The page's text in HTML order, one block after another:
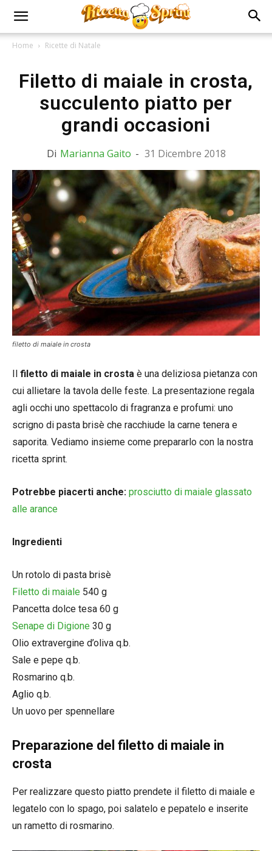
Home Ricette di Natale
Filetto di maiale in crosta,
succulento piatto per
grandi occasioni
Di Marianna Gaito - 31 Dicembre 2018
filetto di maiale in crosta
Il filetto di maiale in crosta è una deliziosa pietanza con
cui allietare la tavola delle feste. La presentazione regala
agli occhi uno spettacolo di fragranza e profumi: uno
scrigno di pasta brisè che racchiude la carne tenera e
saporita. Vediamo insieme come prepararlo con la nostra
ricetta sprint.
Potrebbe piacerti anche: prosciutto di maiale glassato
alle arance
Ingredienti
Un rotolo di pasta brisè
Filetto di maiale 540 g
Pancetta dolce tesa 60 g
Senape di Digione 30 g
Olio extravergine d’oliva q.b.
Sale e pepe q.b.
Rosmarino q.b.
Aglio q.b.
Un uovo per spennellare
Preparazione del filetto di maiale in
crosta
Per realizzare questo piatto prendete il filetto di maiale e
legatelo con lo spago, poi salatelo e pepatelo e inserite
un rametto di rosmarino.